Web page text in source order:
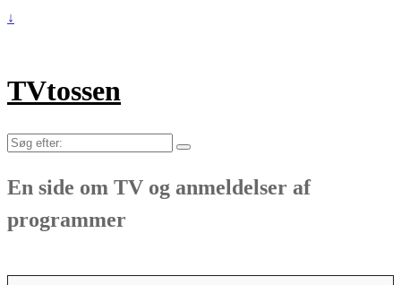
↓
TVtossen
Søg
En side om TV og anmeldelser af
programmer